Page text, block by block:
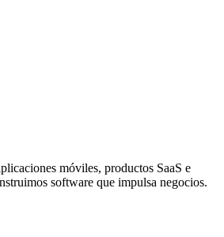
móviles, productos SaaS e
software que impulsa negocios.